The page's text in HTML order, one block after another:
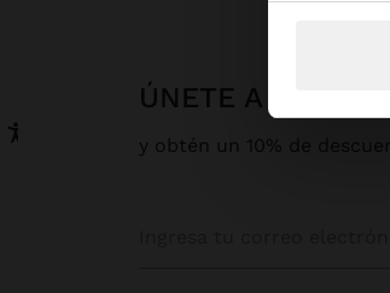
ÚNETE A
y obtén un 10% de